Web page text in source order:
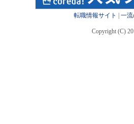
転職情報サイト 一
Copyright (C)